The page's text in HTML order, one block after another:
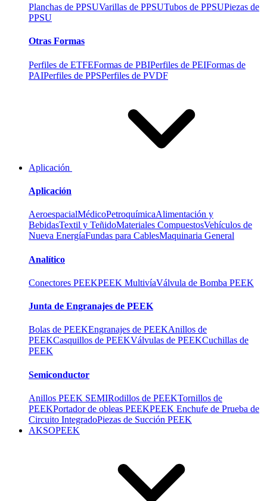
Planchas de PPSUVarillas de PPSUTubos de PPSUPiezas de
PPSU
Otras Formas
Perfiles de ETFEFormas de PBIPerfiles de PEIFormas de
PAIPerfiles de PPSPerfiles de PVDF
Aplicación
Aplicación
AeroespacialMédicoPetroquímicaAlimentación y
BebidasTextil y TeñidoMateriales CompuestosVehículos de
Nueva EnergíaFundas para CablesMaquinaria General
Analítico
Conectores PEEKPEEK MultivíaVálvula de Bomba PEEK
Junta de Engranajes de PEEK
Bolas de PEEKEngranajes de PEEKAnillos de
PEEKCasquillos de PEEKVálvulas de PEEKCuchillas de
PEEK
Semiconductor
Anillos PEEK SEMIRodillos de PEEKTornillos de
PEEKPortador de obleas PEEKPEEK Enchufe de Prueba de
Circuito IntegradoPiezas de Succión PEEK
AKSOPEEK